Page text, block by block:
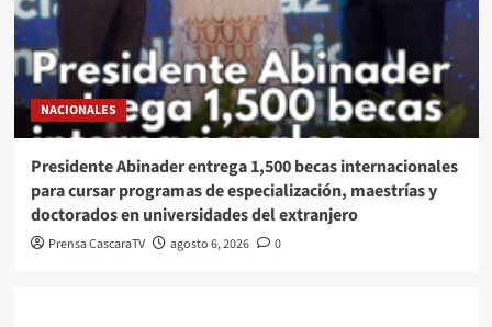
NACIONALES
Presidente Abinader entrega 1,500 becas internacionales
para cursar programas de especialización, maestrías y
doctorados en universidades del extranjero
Prensa CascaraTV agosto 6, 2026 0